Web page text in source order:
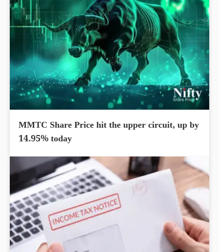
MMTC Share Price hit the upper circuit, up by
14.95% today